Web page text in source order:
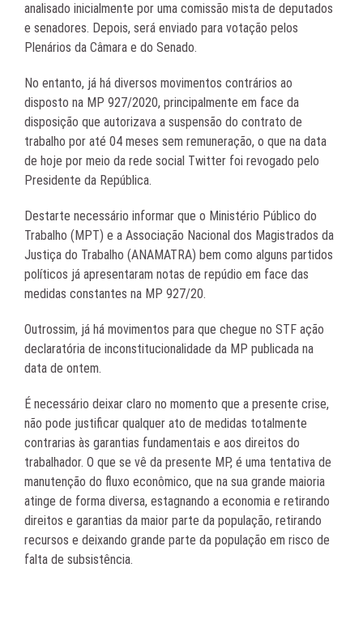
analisado inicialmente por uma comissão mista de deputados
e senadores. Depois, será enviado para votação pelos
Plenários da Câmara e do Senado.
No entanto, já há diversos movimentos contrários ao
disposto na MP 927/2020, principalmente em face da
disposição que autorizava a suspensão do contrato de
trabalho por até 04 meses sem remuneração, o que na data
de hoje por meio da rede social Twitter foi revogado pelo
Presidente da República.
Destarte necessário informar que o Ministério Público do
Trabalho (MPT) e a Associação Nacional dos Magistrados da
Justiça do Trabalho (ANAMATRA) bem como alguns partidos
políticos já apresentaram notas de repúdio em face das
medidas constantes na MP 927/20.
Outrossim, já há movimentos para que chegue no STF ação
declaratória de inconstitucionalidade da MP publicada na
data de ontem.
É necessário deixar claro no momento que a presente crise,
não pode justificar qualquer ato de medidas totalmente
contrarias às garantias fundamentais e aos direitos do
trabalhador. O que se vê da presente MP, é uma tentativa de
manutenção do fluxo econômico, que na sua grande maioria
atinge de forma diversa, estagnando a economia e retirando
direitos e garantias da maior parte da população, retirando
recursos e deixando grande parte da população em risco de
falta de subsistência.